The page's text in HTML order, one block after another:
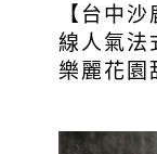
【台中
線人氣法
樂麗花園